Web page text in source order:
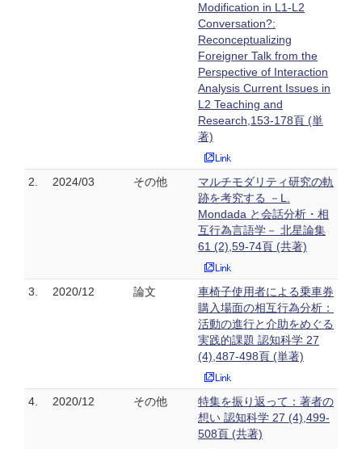
Modification in L1-L2
Conversation?:
Reconceptualizing
Foreigner Talk from the
Perspective of Interaction
Analysis Current Issues in
L2 Teaching and
Research,153-178頁 (単
著)
2. 2024/03 その他
マルチモダリティ研究の軌
跡を考究する －L.
Mondada と会話分析・相
互行為言語学－ 北星論集
61 (2),59-74頁 (共著)
3. 2020/12 論文
車椅子使用者による乗車券
購入場面の相互行為分析：
活動の進行と介助をめぐる
実践的課題 認知科学 27
(4),487-498頁 (単著)
4. 2020/12 その他
特集を振り返って：著者の
想い 認知科学 27 (4),499-
508頁 (共著)